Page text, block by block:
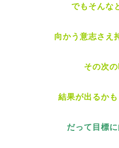
でもそんな
向かう意志さえ
その次
結果が出るか
だって目標